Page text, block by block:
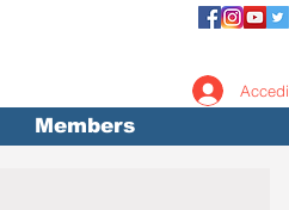
Members
Accedi